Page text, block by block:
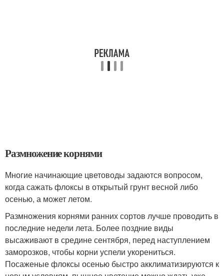
Размножение корнями
Многие начинающие цветоводы задаются вопросом,
когда сажать флоксы в открытый грунт весной либо
осенью, а может летом.
Размножения корнями ранних сортов лучше проводить в
последние недели лета. Более поздние виды
высаживают в средине сентября, перед наступлением
заморозков, чтобы корни успели укорениться.
Посаженые флоксы осенью быстро акклиматизируются к